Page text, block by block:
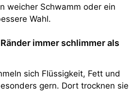
weicher Schwamm oder ein
Wahl.
immer schlimmer als
sich Flüssigkeit, Fett und
gern. Dort trocknen sie